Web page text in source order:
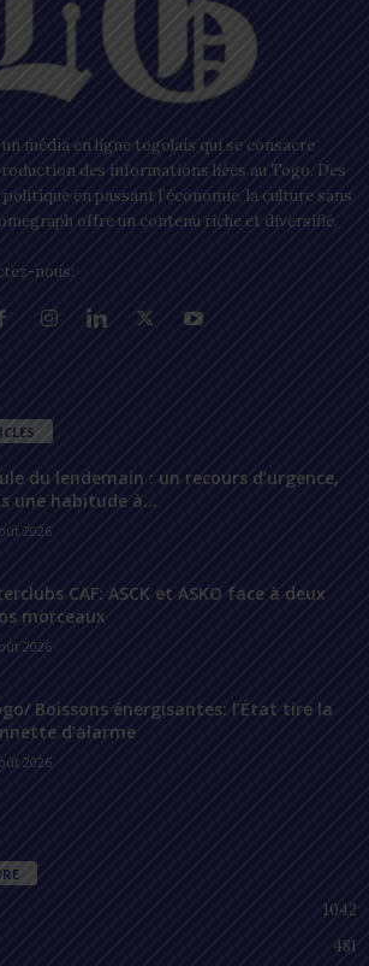
média en ligne togolais qui se consacre
des informations liées au Togo. Des
en passant l’économie, la culture sans
offre un contenu riche et diversifié.
nous:
du lendemain : un recours d’urgence,
une habitude à...
2026
CAF: ASCK et ASKO face à deux
morceaux
2026
Boissons énergisantes: l’État tire la
d’alarme
2026
1042
481